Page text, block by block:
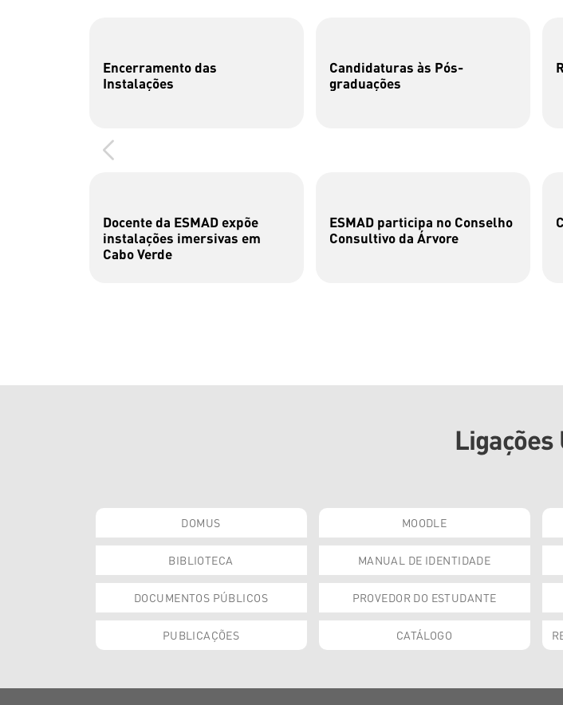
Encerramento das
Instalações
Candidaturas às Pós-
graduações
Docente da ESMAD expõe
instalações imersivas em
Cabo Verde
ESMAD participa no Conselho
Consultivo da Árvore
Ligações
DOMUS MOODLE
BIBLIOTECA MANUAL DE IDENTIDADE
DOCUMENTOS PÚBLICOS PROVEDOR DO ESTUDANTE
PUBLICAÇÕES CATÁLOGO